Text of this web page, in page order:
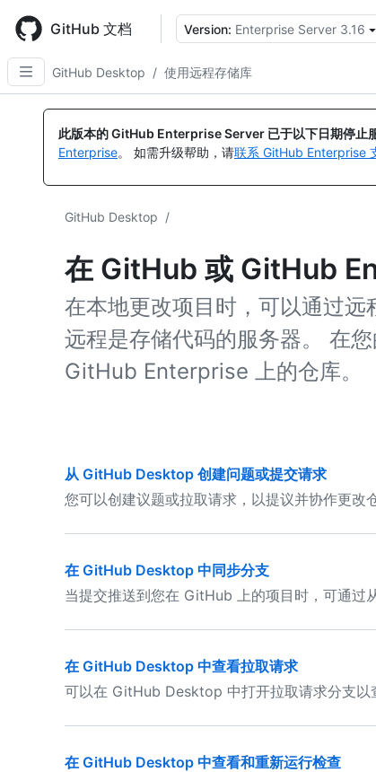
main
content
GitHub 文档 Version: Enterprise Server 3.16
GitHub Desktop / 使用远程存储库
此版本的 GitHub Enterprise Server 已于以下日期停止
Enterprise。 如需升级帮助，请联系 GitHub Enterprise
GitHub Desktop /
在 GitHub 或 GitHub
在本地更改项目时，可以通过远
远程是存储代码的服务器。 在
GitHub Enterprise 上的仓库。
从 GitHub Desktop 创建问题或提交请求
您可以创建议题或拉取请求，以提议并协作更改仓
在 GitHub Desktop 中同步分支
当提交推送到您在 GitHub 上的项目时，可通过
在 GitHub Desktop 中查看拉取请求
可以在 GitHub Desktop 中打开拉取请求分支以
在 GitHub Desktop 中查看和重新运行检查